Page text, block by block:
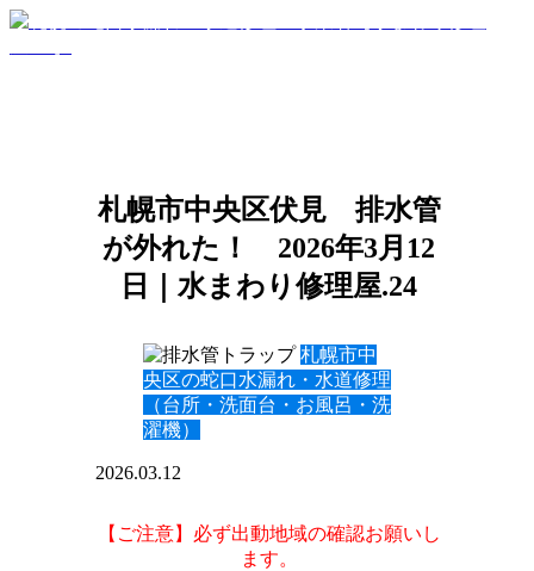
札幌市中央区伏見 排水管
が外れた！ 2026年3月12
日｜水まわり修理屋.24
札幌市中
央区の蛇口水漏れ・水道修理
（台所・洗面台・お風呂・洗
濯機）
2026.03.12
【ご注意】必ず出動地域の確認お願いし
ます。